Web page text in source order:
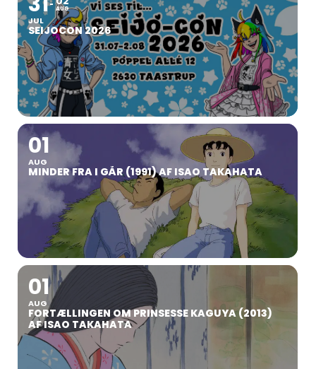
JUL
AUG
SEIJOCON 2026
01
AUG
MINDER FRA I GÅR (1991) AF ISAO TAKAHATA
01
AUG
FORTÆLLINGEN OM PRINSESSE KAGUYA (2013)
AF ISAO TAKAHATA